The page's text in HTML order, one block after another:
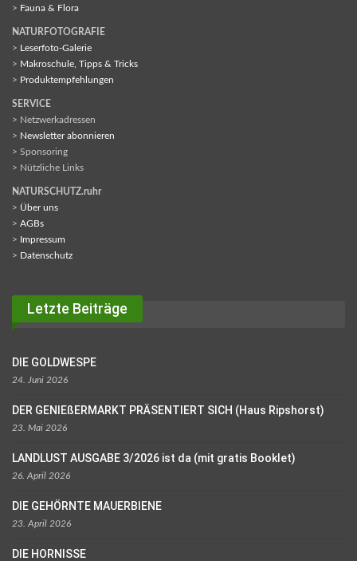
> Fauna & Flora
NATURFOTOGRAFIE
> Leserfoto-Galerie
> Makroschule, Tipps & Tricks
> Produktempfehlungen
SERVICE
> Netzwerkadressen
> Newsletter abonnieren
> Sponsoring
> Nützliche Links
NATURSCHUTZ.ruhr
> Über uns
> AGBs
> Impressum
> Datenschutz
Letzte Beiträge
DIE GOLDWESPE
24. Juni 2026
DER GENIEßERMARKT PRÄSENTIERT SICH (Haus Ripshorst)
23. Mai 2026
LANDLUST AUSGABE 3/2026 ist da (mit gratis Booklet)
26. April 2026
DIE GEHÖRNTE MAUERBIENE
23. April 2026
DIE HORNISSE